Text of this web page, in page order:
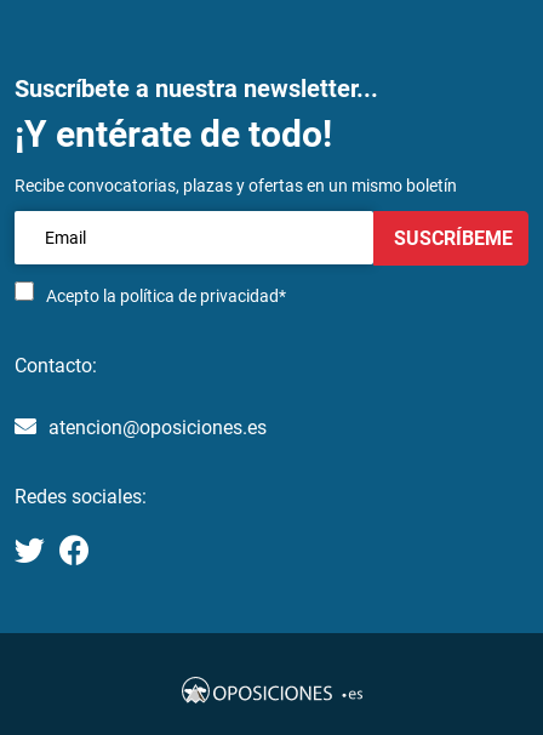
Suscríbete a nuestra newsletter...
¡Y entérate de todo!
Recibe convocatorias, plazas y ofertas en un mismo boletín
Acepto la política de privacidad*
SUSCRÍBEME
Contacto:
atencion@oposiciones.es
Redes sociales: